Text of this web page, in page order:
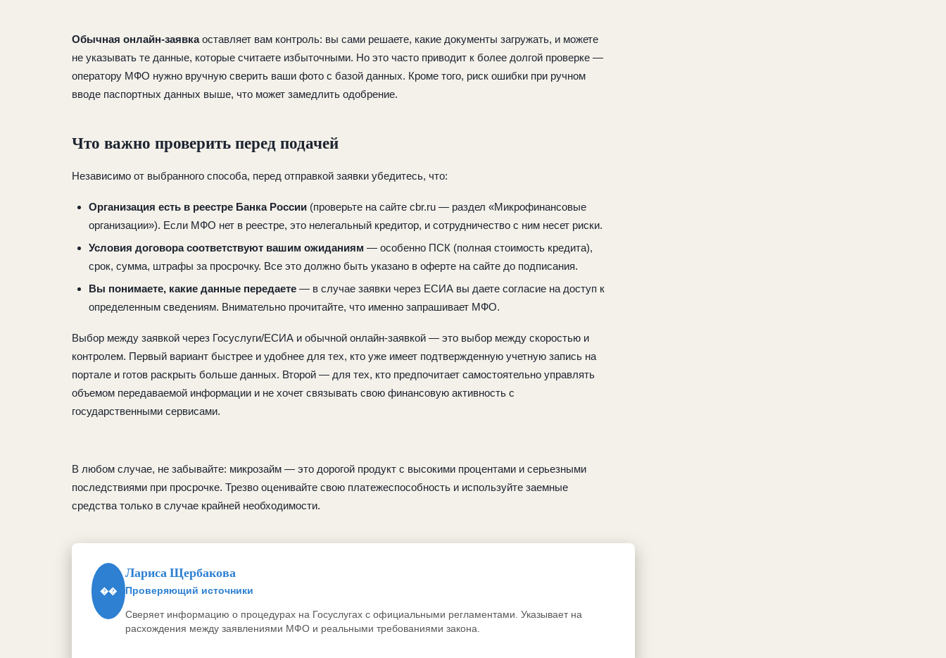
Обычная онлайн-заявкаоставляет вам контроль: вы сами решаете, какие документы загружать, и можете
не указывать те данные, которые считаете избыточными. Но это часто приводит к более долгой проверке —
оператору МФО нужно вручную сверить ваши фото с базой данных. Кроме того, риск ошибки при ручном
вводе паспортных данных выше, что может замедлить одобрение.
Что важно проверить перед подачей
Независимо от выбранного способа, перед отправкой заявки убедитесь, что:
Организация есть в реестре Банка России (проверьте на сайте cbr.ru — раздел «Микрофинансовые
организации»). Если МФО нет в реестре, это нелегальный кредитор, и сотрудничество с ним несет риски.
Условия договора соответствуют вашим ожиданиям — особенно ПСК (полная стоимость кредита),
срок, сумма, штрафы за просрочку. Все это должно быть указано в оферте на сайте до подписания.
Вы понимаете, какие данные передаете — в случае заявки через ЕСИА вы даете согласие на доступ к
определенным сведениям. Внимательно прочитайте, что именно запрашивает МФО.
Выбор между заявкой через Госуслуги/ЕСИА и обычной онлайн-заявкой — это выбор между скоростью и
контролем. Первый вариант быстрее и удобнее для тех, кто уже имеет подтвержденную учетную запись на
портале и готов раскрыть больше данных. Второй — для тех, кто предпочитает самостоятельно управлять
объемом передаваемой информации и не хочет связывать свою финансовую активность с
государственными сервисами.
В любом случае, не забывайте: микрозайм — это дорогой продукт с высокими процентами и серьезными
последствиями при просрочке. Трезво оценивайте свою платежеспособность и используйте заемные
средства только в случае крайней необходимости.
��
Лариса Щербакова
Проверяющий источники
Сверяет информацию о процедурах на Госуслугах с официальными регламентами. Указывает на
расхождения между заявлениями МФО и реальными требованиями закона.